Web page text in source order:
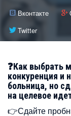
Вконтакте
Twitter
❓Как выбрать
конкуренция и
больница, но
на целевое
👉Сдайте